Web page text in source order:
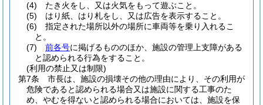
(4)
たき火をし、又は火気をもって遊ぶこと。
(5)
はり紙、はり札をし、又は広告を表示すること。
(6)
指定された場所以外の場所に車両等を乗り入れるこ
と。
(7)
前各号に掲げるもののほか、施設の管理上支障がある
と認められる行為をすること。
(利用の禁止又は制限)
第7条
市長は、施設の損壊その他の理由により、その利用が
危険であると認められる場合又は施設に関する工事のた
め、やむを得ないと認められる場合においては、施設を保